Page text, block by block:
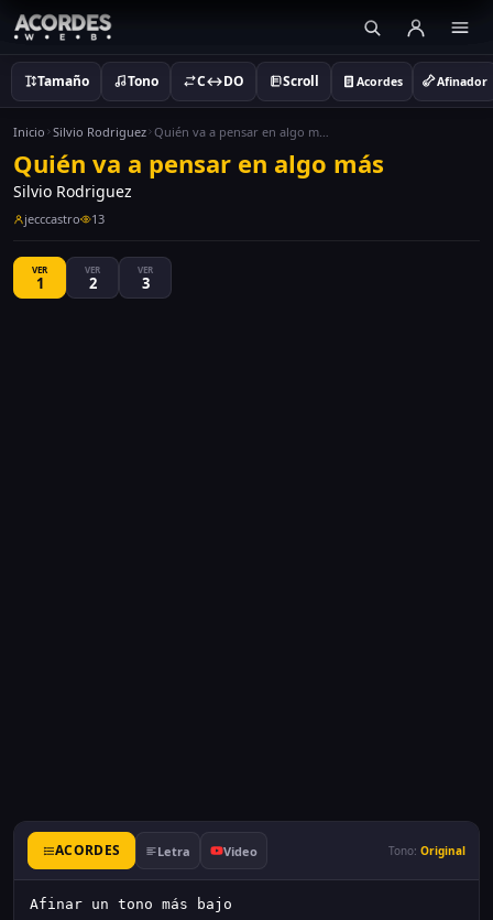
Tamaño Tono C↔DO Scroll Acordes Afinador
Inicio Silvio Rodriguez Quién va a pensar en algo más
Quién va a pensar en algo más
Silvio Rodriguez
jecccastro 13
VER
1
VER
2
VER
3
ACORDES Letra Video Tono: Original
Afinar un tono más bajo